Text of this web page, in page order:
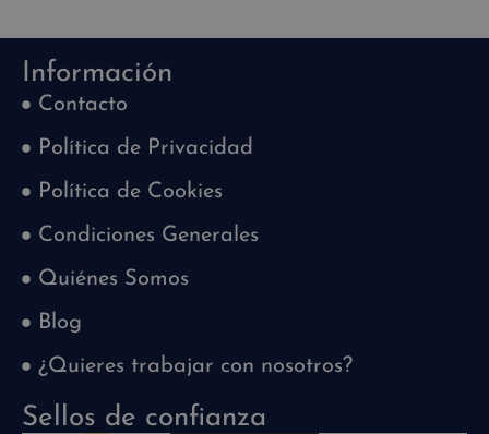
Información
Contacto
Política de Privacidad
Política de Cookies
Condiciones Generales
Quiénes Somos
Blog
¿Quieres trabajar con nosotros?
Sellos de confianza